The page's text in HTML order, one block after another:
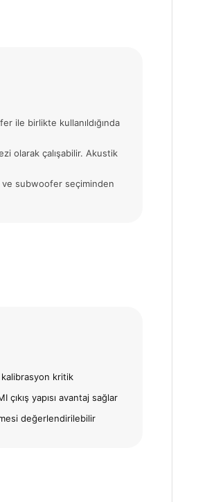
ile birlikte kullanıldığında
olarak çalışabilir. Akustik
ve subwoofer seçiminden
kritik
yapısı avantaj sağlar
değerlendirilebilir